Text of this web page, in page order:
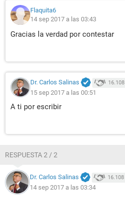
Flaquita6
14 sep 2017 a las 03:43
Gracias la verdad por contestar
Dr. Carlos Salinas 16.108
15 sep 2017 a las 00:51
A ti por escribir
RESPUESTA 2 / 2
Dr. Carlos Salinas 16.108
14 sep 2017 a las 03:34